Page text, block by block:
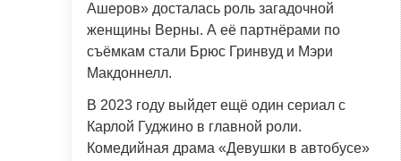
Ашеров» досталась роль загадочной
женщины Верны. А её партнёрами по
съёмкам стали Брюс Гринвуд и Мэри
Макдоннелл.
В 2023 году выйдет ещё один сериал с
Карлой Гуджино в главной роли.
Комедийная драма «Девушки в автобусе»